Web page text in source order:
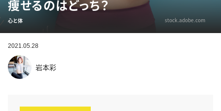
痩せるのはどっち？
心と体 stock.adobe.com
2021.05.28
岩本彩